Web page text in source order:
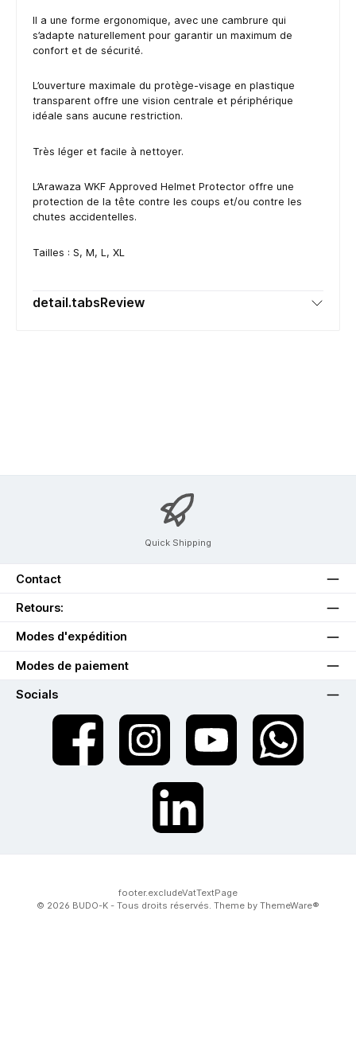
Il a une forme ergonomique, avec une cambrure qui
s’adapte naturellement pour garantir un maximum de
confort et de sécurité.
L’ouverture maximale du protège-visage en plastique
transparent offre une vision centrale et périphérique
idéale sans aucune restriction.
Très léger et facile à nettoyer.
L’Arawaza WKF Approved Helmet Protector offre une
protection de la tête contre les coups et/ou contre les
chutes accidentelles.
Tailles : S, M, L, XL
detail.tabsReview
Quick Shipping
Contact
Retours:
Modes d'expédition
Modes de paiement
Socials
twt.widget.communities.facebook.name
twt.widget.communities.instagram.name
twt.widget.communities.linkedin.name
footer.excludeVatTextPage
© 2026 BUDO-K - Tous droits réservés. Theme by ThemeWare®